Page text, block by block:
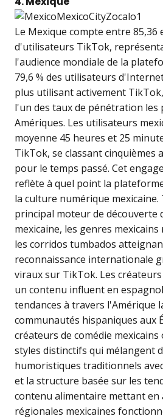
Le Mexique compte entre 85,36
d'utilisateurs TikTok,
l'audience mondiale de la
79,6 % des utilisateurs
plus utilisant activement
l'un des taux de pénétration les
Amériques. Les utilisateurs
moyenne 45 heures et 25
TikTok, se classant cinquièmes
pour le temps passé. Cet
reflète à quel point la
la culture numérique
principal moteur de découverte
mexicaine, les genres
les corridos tumbados
reconnaissance internationale
viraux sur TikTok. Les
un contenu influent en
tendances à travers l'Amérique
communautés hispaniques aux
créateurs de comédie
styles distinctifs qui mélangent
humoristiques traditionnels
et la structure basée sur les
contenu alimentaire mettant en
régionales mexicaines